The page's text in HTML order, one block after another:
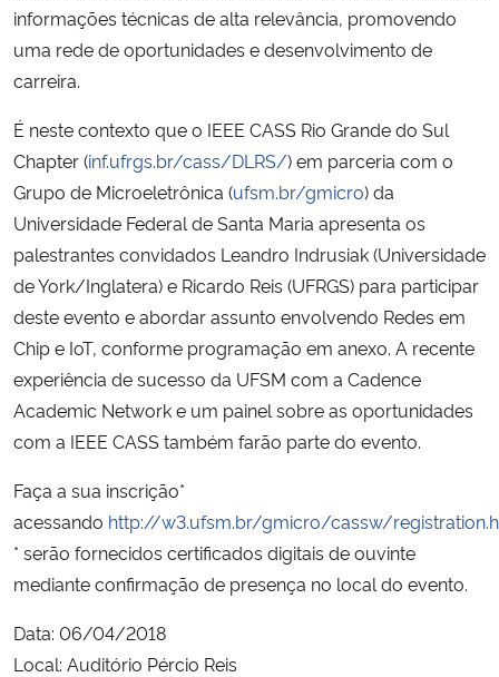
Ministério da Mulher, da Família e dos Direitos Humanos
Secretaria de Governo
Gabinete de Segurança Institucional
Advocacia-Geral da União
Banco Central do Brasil
Planalto
informações técnicas de alta relevância, promovendo
uma rede de oportunidades e desenvolvimento de
carreira.
É neste contexto que o IEEE CASS Rio Grande do Sul
Chapter (inf.ufrgs.br/cass/DLRS/) em parceria com o
Grupo de Microeletrônica (ufsm.br/gmicro) da
Universidade Federal de Santa Maria apresenta os
palestrantes convidados Leandro Indrusiak (Universidade
de York/Inglatera) e Ricardo Reis (UFRGS) para participar
deste evento e abordar assunto envolvendo Redes em
Chip e IoT, conforme programação em anexo. A recente
experiência de sucesso da UFSM com a Cadence
Academic Network e um painel sobre as oportunidades
com a IEEE CASS também farão parte do evento.
Faça a sua inscrição*
acessando http://w3.ufsm.br/gmicro/cassw/
* serão fornecidos certificados digitais de ouvinte
mediante confirmação de presença no local do evento.
Data: 06/04/2018
Local: Auditório Pércio Reis